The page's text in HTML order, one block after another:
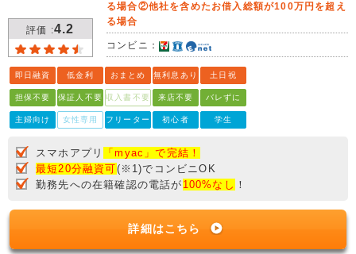
評価 :4.2
る場合②他社を含めたお借入総額が100万円を超え
る場合
コンビニ：
即日融資 低金利 おまとめ 無利息あり 土日祝
担保不要 保証人不要 収入書不要 来店不要 バレずに
主婦向け 女性専用 フリーター 初心者 学生
スマホアプリ
「myac」で完結！
最短20分融資可(※1)でコンビニOK
勤務先への在籍確認の電話が 100%なし ！
詳細はこちら